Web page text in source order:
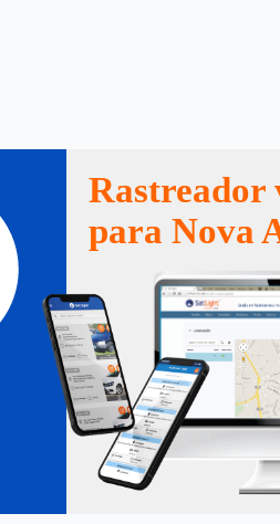
Rastreador
para Nova